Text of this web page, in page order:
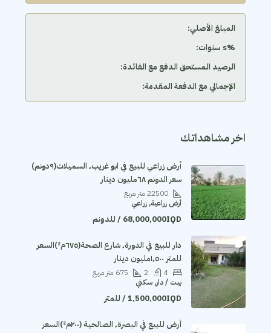
المبلغ الأصلي:
‫%s سنوات:
الرصيد المستحق الدفع مع الفائدة:
الإجمالي مع الدفعة المقدمة:
اخر مشاهداتك
أرض زراعي للبيع في ابو غريب٬ السميلات(٩دونم)
سعر الدونم ٦٨مليون دينار
22500 متر مربع
أرض زراعية, زراعي
68,000,000IQD / للدونم
دار للبيع في الدورة٬ شارع الصحة(٦٧٥م²)السعر
للمتر ١٬٥٠٠مليون دينار
4
2
675 متر مربع
بيت / دار, سكني
1,500,000IQD / للمتر
أرض للبيع في البصرة٬ الصالحية (٢٠٠م²)السعر